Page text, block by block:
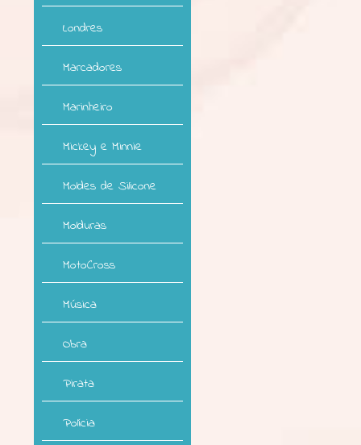
Londres
Marcadores
Marinheiro
Mickey e Minnie
Moldes de Silicone
Molduras
MotoCross
Música
Obra
Pirata
Polícia